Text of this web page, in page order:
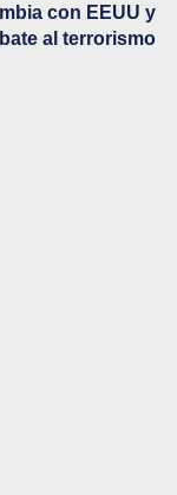
con EEUU y
al terrorismo